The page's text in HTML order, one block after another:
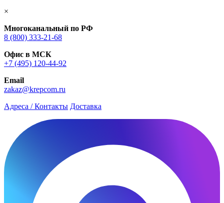
×
Многоканальный по РФ
8 (800) 333‑21-68
Офис в МСК
+7 (495) 120-44-92
Email
zakaz@krepcom.ru
Адреса / Контакты Доставка